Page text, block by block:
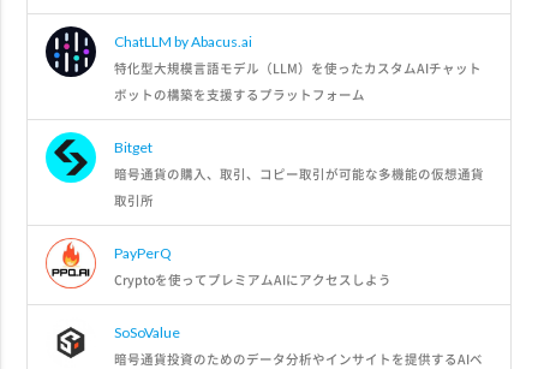
ChatLLM by Abacus.ai
特化型大規模言語モデル（LLM）を使ったカスタムAIチャット
ボットの構築を支援するプラットフォーム
Bitget
暗号通貨の購入、取引、コピー取引が可能な多機能の仮想通貨
取引所
PayPerQ
Cryptoを使ってプレミアムAIにアクセスしよう
SoSoValue
暗号通貨投資のためのデータ分析やインサイトを提供するAIベ